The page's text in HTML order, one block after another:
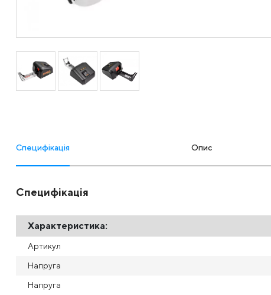
Специфікація Опис
Специфікація
Характеристика:
Артикул
Напруга
Напруга